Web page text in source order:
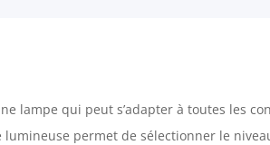
lampe qui peut s’adapter à toutes les
lumineuse permet de sélectionner le